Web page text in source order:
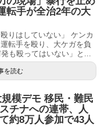
転手が全治2年の大
りはしていない」 ケンカ
転手を殴り、大ケガを負
も殴ってはいない」と...
を読む
模デモ 移民・難民
チナへの連帯、人
約8万人参加で43人